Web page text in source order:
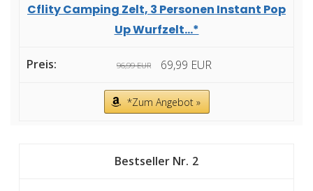
Cflity Camping Zelt, 3 Personen Instant Pop
Up Wurfzelt...*
96,99 EUR 69,99 EUR
*Zum Angebot »
2